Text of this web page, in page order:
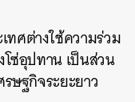
ทศต่างใช้ความร่วม
ซ่อุปทาน เป็นส่วน
ษฐกิจระยะยาว